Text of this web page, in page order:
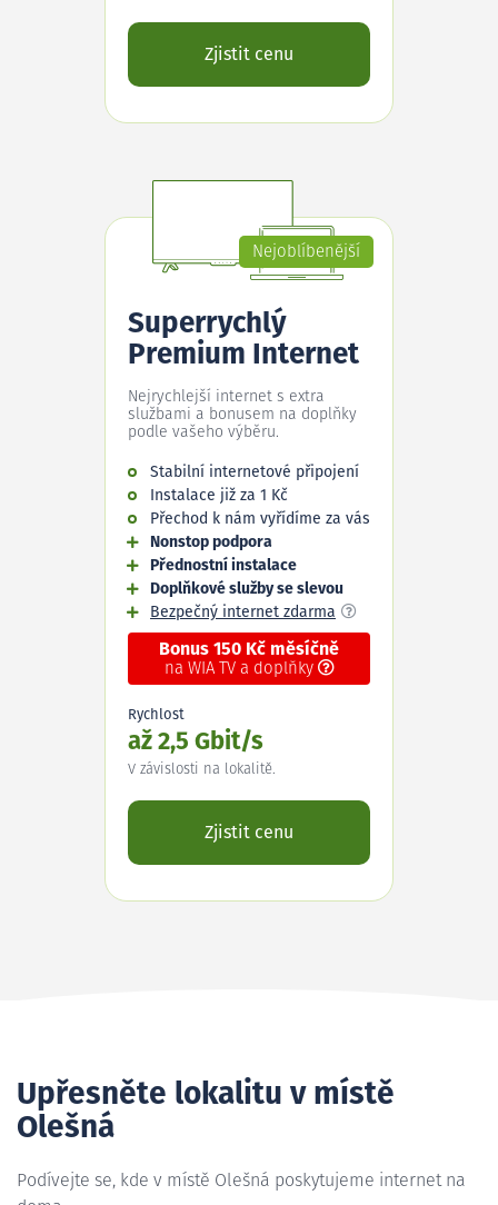
Zjistit cenu
Nejoblíbenější
Superrychlý
Premium Internet
Nejrychlejší internet s extra
službami a bonusem na doplňky
podle vašeho výběru.
Stabilní internetové připojení
Instalace již za 1 Kč
Přechod k nám vyřídíme za vás
Nonstop podpora
Přednostní instalace
Doplňkové služby se slevou
Bezpečný internet zdarma
Bonus 150 Kč měsíčně
na WIA TV a doplňky
Rychlost
až 2,5 Gbit/s
V závislosti na lokalitě.
Zjistit cenu
Upřesněte lokalitu v místě
Olešná
Podívejte se, kde v místě Olešná poskytujeme internet na